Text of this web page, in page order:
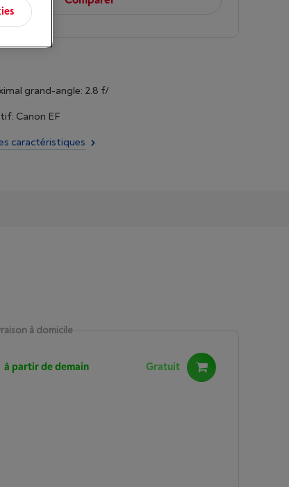
grand-angle: 2.8 f/
Canon EF
caractéristiques
à domicile
à partir de demain Gratuit